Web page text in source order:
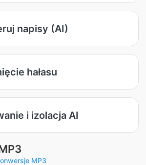
napisy (AI)
hałasu
i izolacja AI
MP3